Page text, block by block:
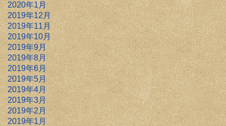
2020年1月
2019年12月
2019年11月
2019年10月
2019年9月
2019年8月
2019年6月
2019年5月
2019年4月
2019年3月
2019年2月
2019年1月